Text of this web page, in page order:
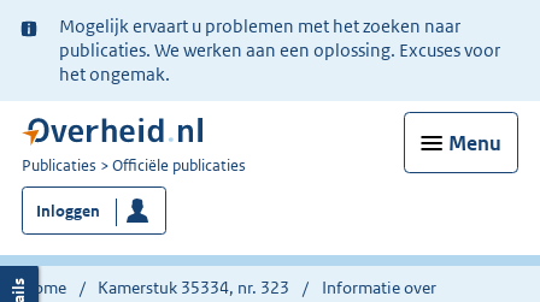
Ter
informatie:
Mogelijk ervaart u problemen met het zoeken naar
publicaties. We werken aan een oplossing. Excuses voor
het ongemak.
Menu
U
bent
nu
hier:
Publicaties Officiële publicaties
Inloggen
Home Kamerstuk 35334, nr. 323
Informatie over